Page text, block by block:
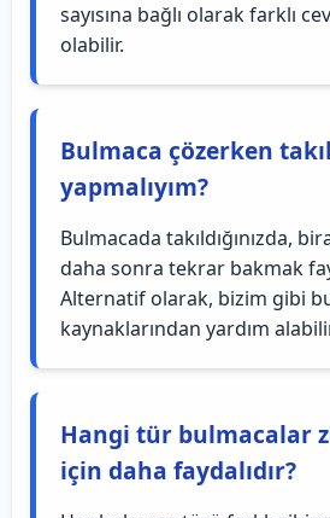
sayısına bağlı olarak farklı
olabilir.
Bulmaca çözerken
yapmalıyım?
Bulmacada takıldığınızda,
daha sonra tekrar bakmak
Alternatif olarak, bizim gibi
kaynaklarından yardım
Hangi tür bulmacalar
için daha faydalıdır?